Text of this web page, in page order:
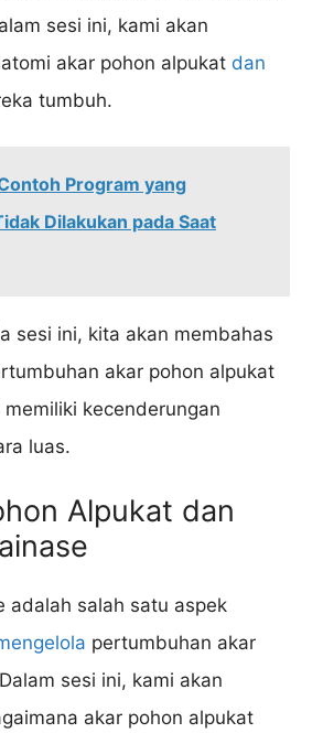
sesi ini, kami akan
akar pohon alpukat dan
tumbuh.
Program yang
Dilakukan pada Saat
sesi ini, kita akan membahas
akar pohon alpukat
kecenderungan
luas.
Alpukat dan
adalah salah satu aspek
pertumbuhan akar
sesi ini, kami akan
akar pohon alpukat